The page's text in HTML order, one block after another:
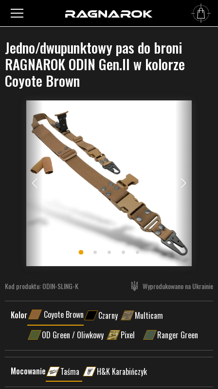
Główna› Dwupunktowe pasy do broni›Jedno/dwupunktowy pas do broni
Jedno/dwupunktowy pas do broni
RAGNAROK ODIN Gen.II w kolorze
Coyote Brown
Kod produktu:ODIN-SLING-K Wyprodukowano na Ukrainie
Kolor Coyote Brown Czarny
Multicam
OD Green / Oliwkowy
Pixel Ranger Green
Mocowanie Taśma H&K Karabińczyk